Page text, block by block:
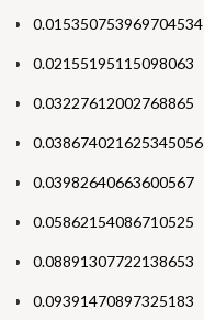
0.015350753969704534
0.02155195115098063
0.03227612002768865
0.038674021625345056
0.03982640663600567
0.05862154086710525
0.08891307722138653
0.09391470897325183